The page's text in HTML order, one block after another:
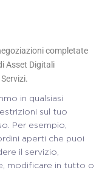
completate
Asset Digitali
in qualsiasi
sul tuo
Per esempio,
aperti che puoi
il servizio,
modificare in tutto o